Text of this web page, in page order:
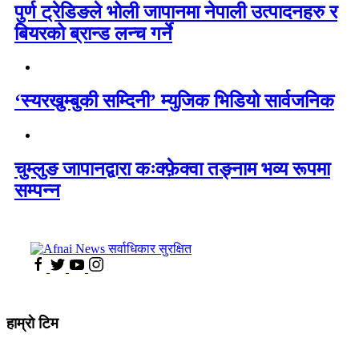
पुर्ण ट्रेडिङले भोली जापानमा नेपाली उत्पादनहरु र
बियरको ब्रान्ड लन्च गर्ने
‘स्यरखुम्बुकी सम्दिनी’ म्युजिक भिडियो सार्वजनिक
चुम्लुङ जापानद्वारा कःक्फ़ेक्वा तङ्नाम भव्य रूपमा
सम्पन्न
हाम्राे टिम